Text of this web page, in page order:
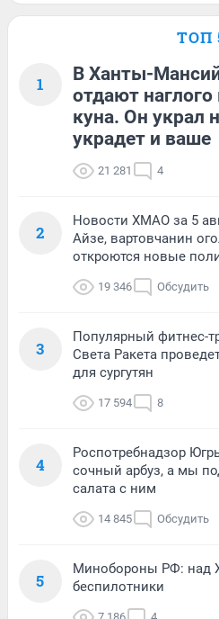
ТОП
1
В Ханты-
отдают
куна. Он украл
украдет и ваше
21 281 4
2
Новости ХМАО за 5
Айзе, вартовчанин
откроются новые
19 346 Обсудить
3
Популярный фитнес-
Света Ракета
для сургутян
17 594 8
4
Роспотребнадзор
сочный арбуз, а мы
салата с ним
14 845 Обсудить
5
Минобороны РФ: над
беспилотники